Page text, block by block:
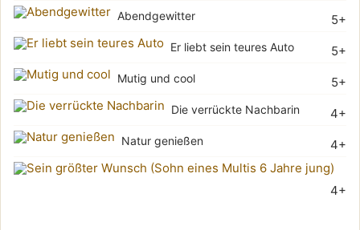
5+
Abendgewitter
5+
Er liebt sein teures Auto
5+
Mutig und cool
4+
Die verrückte Nachbarin
4+
Natur genießen
4+